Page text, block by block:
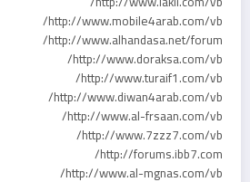
http://www.mobile4arab.com/vb/
http://www.alhandasa.net/forum/
http://www.doraksa.com/vb/
http://www.turaif1.com/vb/
http://www.diwan4arab.com/vb/
http://www.al-frsaan.com/vb/
http://www.7zzz7.com/vb/
http://forums.ibb7.com/
http://www.al-mgnas.com/vb/